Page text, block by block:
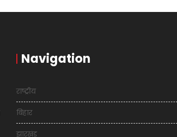
Navigation
राष्ट्रीय
बिहार
झारखंड